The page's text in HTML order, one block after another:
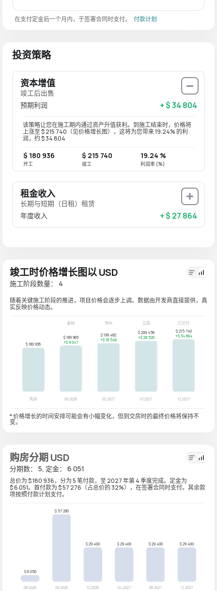
在支付定金后一个月内，于签署合同时支付。 付款计划
投资策略
资本增值
竣工后出售
预期利润
+ $ 34 804
该策略让您在施工期内通过资产升值获利。到施工结束时，价格将
上涨至 $ 215 740（见价格增长图），这将为您带来 19.24% 的利
润，约 $ 34 804
$ 180 936
开工
$ 215 740
竣工
19.24 %
利润率 (%)
租金收入
长期与短期（日租）租赁
年度收入
+ $ 27 864
竣工时价格增长图以 USD
施工阶段数量： 4
随着关键施工阶段的推进，项目价格会逐步上调。数据由开发商直接提供，真
实反映价格动态。
* 价格增长的时间安排可能会有小幅变化，但到交房时的最终价格将保持不
变。
购房分期 USD
分期数： 5, 定金： 6 051
总价为 $ 180 936，分为 5 笔付款，至 2027 年第 4 季度完成。定金为
$ 6 051。首付款为 $ 57 276（占总价的 32%），在签署合同时支付。其余款
项按照付款计划支付。